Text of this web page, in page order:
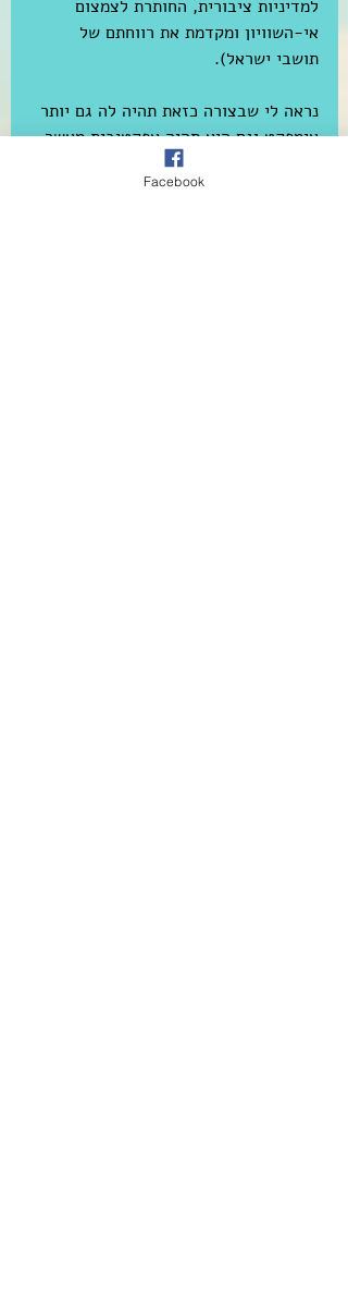
למדיניות ציבורית, החותרת לצמצום
אי-השוויון ומקדמת את רווחתם של
תושבי ישראל).
נראה לי שבצורה כזאת תהיה לה גם יותר
אימפקט וגם היא תהיה אפקטיבית מאשר
עוד תערוכה של אמנים ששילמו להציג
וכמה מאות מחבריהם וקרובי משפחתם
Facebook